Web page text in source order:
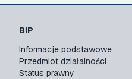
BIP
Informacje podstawowe
Przedmiot działalności
Status prawny